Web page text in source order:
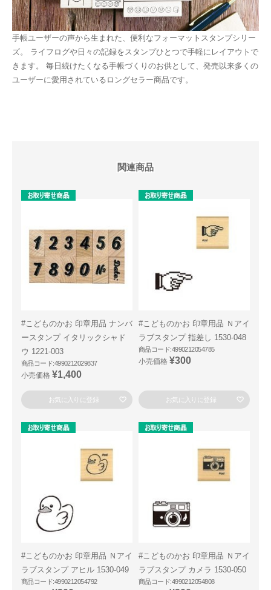
手帳ユーザーの声から生まれた、便利なフォーマットスタンプシリー
ズ。 ライフログや日々の記録をスタンプひとつで手軽にレイアウトで
きます。 毎日続けたくなる手帳づくりのお供として、発売以来多くの
ユーザーに愛用されているロングセラー商品です。
関連商品
#こどものかお 印章用品 ナンバ
ースタンプ イタリックシャド
ウ 1221-003
商品コード:4990212029837
小売価格 ¥1,400
お気に入りに登録
#こどものかお 印章用品 Ｎアイ
ラブスタンプ 指差し 1530-048
商品コード:4990212054785
小売価格 ¥300
お気に入りに登録
#こどものかお 印章用品 Ｎアイ
ラブスタンプ アヒル 1530-049
商品コード:4990212054792
#こどものかお 印章用品 Ｎアイ
ラブスタンプ カメラ 1530-050
商品コード:4990212054808